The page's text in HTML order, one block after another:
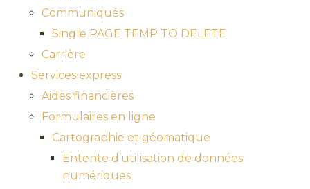
Communiqués
Single PAGE TEMP TO DELETE
Carrière
Services express
Aides financières
Formulaires en ligne
Cartographie et géomatique
Entente d’utilisation de données
numériques